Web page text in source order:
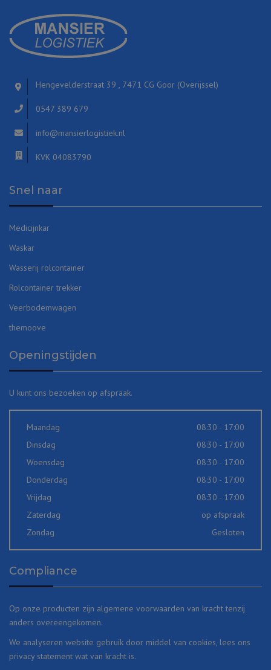
Hengevelderstraat 39 , 7471 CG Goor (Overijssel)
0547 389 679
info@mansierlogistiek.nl
KVK 04083790
Snel naar
Medicijnkar
Waskar
Wasserij rolcontainer
Rolcontainer trekker
Veerbodemwagen
themoove
Openingstijden
U kunt ons bezoeken op afspraak.
Maandag
08:30 - 17:00
Dinsdag
08:30 - 17:00
Woensdag
08:30 - 17:00
Donderdag
08:30 - 17:00
Vrijdag
08:30 - 17:00
Zaterdag
op afspraak
Zondag
Gesloten
Compliance
Op onze producten zijn algemene voorwaarden van kracht tenzij
anders overeengekomen.
We analyseren website gebruik door middel van cookies, lees ons
privacy statement wat van kracht is.